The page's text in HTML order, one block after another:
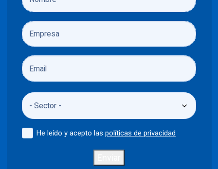
He leído y acepto laspolíticas de privacidad